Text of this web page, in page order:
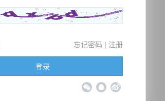
忘记密码 | 注册
登录